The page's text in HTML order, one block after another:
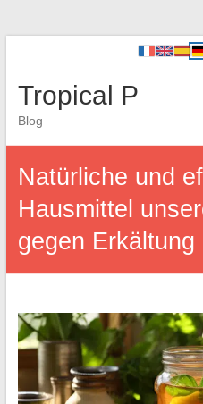
Tropical P
Blog
Natürliche und
Hausmittel
gegen